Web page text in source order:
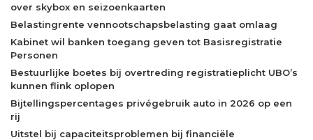
over skybox en seizoenkaarten
Belastingrente vennootschapsbelasting gaat omlaag
Kabinet wil banken toegang geven tot Basisregistratie
Personen
Bestuurlijke boetes bij overtreding registratieplicht UBO’s
kunnen flink oplopen
Bijtellingspercentages privégebruik auto in 2026 op een
rij
Uitstel bij capaciteitsproblemen bij financiële